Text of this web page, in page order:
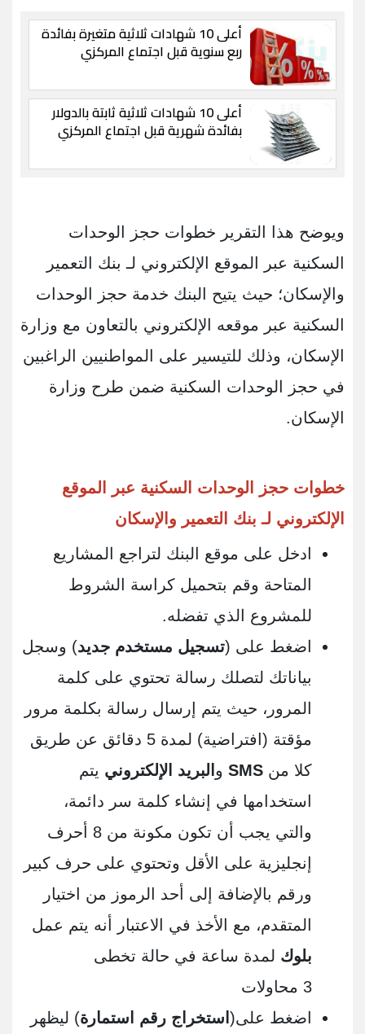
أعلى 10 شهادات ثلاثية متغيرة بفائدة
ربع سنوية قبل اجتماع المركزي
أعلى 10 شهادات ثلاثية ثابتة بالدولار
بفائدة شهرية قبل اجتماع المركزي
ويوضح هذا التقرير خطوات حجز الوحدات
السكنية عبر الموقع الإلكتروني لـ بنك التعمير
والإسكان؛ حيث يتيح البنك خدمة حجز الوحدات
السكنية عبر موقعه الإلكتروني بالتعاون مع وزارة
الإسكان، وذلك للتيسير على المواطنيين الراغبين
في حجز الوحدات السكنية ضمن طرح وزارة
الإسكان.
خطوات حجز الوحدات السكنية عبر الموقع
الإلكتروني لـ بنك التعمير والإسكان
ادخل على موقع البنك لتراجع المشاريع
المتاحة وقم بتحميل كراسة الشروط
للمشروع الذي تفضله.
اضغط على (تسجيل مستخدم جديد) وسجل
بياناتك لتصلك رسالة تحتوي على كلمة
المرور، حيث يتم إرسال رسالة بكلمة مرور
مؤقتة (افتراضية) لمدة 5 دقائق عن طريق
كلا من SMS و البريد الإلكتروني يتم
استخدامها في إنشاء كلمة سر دائمة،
والتي يجب أن تكون مكونة من 8 أحرف
إنجليزية على الأقل وتحتوي على حرف كبير
ورقم بالإضافة إلى أحد الرموز من اختيار
المتقدم، مع الأخذ في الاعتبار أنه يتم عمل
بلوك لمدة ساعة في حالة تخطى
3 محاولات
اضغط على( استخراج رقم استمارة) ليظهر